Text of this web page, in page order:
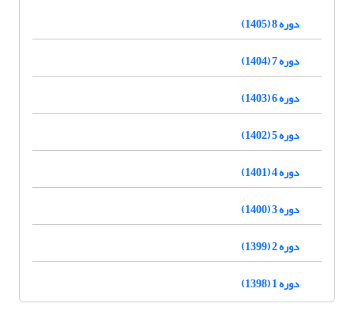
دوره 8 (1405)
دوره 7 (1404)
دوره 6 (1403)
دوره 5 (1402)
دوره 4 (1401)
دوره 3 (1400)
دوره 2 (1399)
دوره 1 (1398)